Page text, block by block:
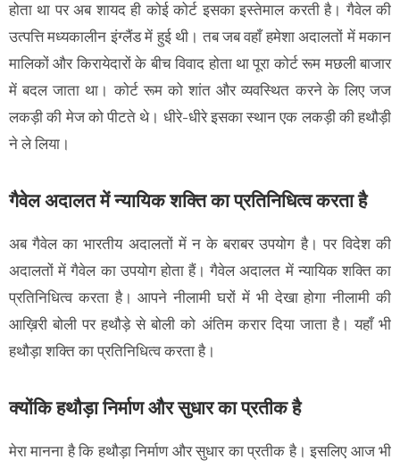
होता था पर अब शायद ही कोई कोर्ट इसका इस्तेमाल करती है। गैवेल की
उत्पत्ति मध्यकालीन इंग्लैंड में हुई थी। तब जब वहाँ हमेशा अदालतों में मकान
मालिकों और किरायेदारों के बीच विवाद होता था पूरा कोर्ट रूम मछली बाजार
में बदल जाता था। कोर्ट रूम को शांत और व्यवस्थित करने के लिए जज
लकड़ी की मेज को पीटते थे। धीरे-धीरे इसका स्थान एक लकड़ी की हथौड़ी
ने ले लिया।
गैवेल अदालत में न्यायिक शक्ति का प्रतिनिधित्व करता है
अब गैवेल का भारतीय अदालतों में न के बराबर उपयोग है। पर विदेश की
अदालतों में गैवेल का उपयोग होता हैं। गैवेल अदालत में न्यायिक शक्ति का
प्रतिनिधित्व करता है। आपने नीलामी घरों में भी देखा होगा नीलामी की
आख़िरी बोली पर हथौड़े से बोली को अंतिम करार दिया जाता है। यहाँ भी
हथौड़ा शक्ति का प्रतिनिधित्व करता है।
क्योंकि हथौड़ा निर्माण और सुधार का प्रतीक है
मेरा मानना है कि हथौड़ा निर्माण और सुधार का प्रतीक है। इसलिए आज भी